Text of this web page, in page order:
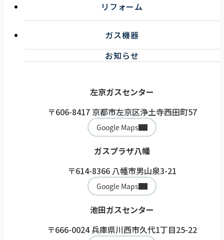
左京ガスセンター
〒606-8417 京都市左京区浄土寺西田町57
Google Maps
ガスプラザ八幡
〒614-8366 八幡市男山泉3-21
Google Maps
池田ガスセンター
〒666-0024 兵庫県川西市久代1丁目25-22
事業紹介
企業情報
お知らせ一覧
リフォーム
浴室リフォーム
トイレ・洗面リフォーム
その他リフォーム
ガス機器
ガス機器サービス
お知らせ